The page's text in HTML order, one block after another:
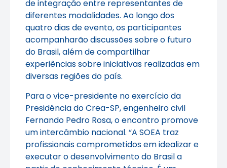
de integração entre representantes de
diferentes modalidades. Ao longo dos
quatro dias de evento, os participantes
acompanharão discussões sobre o futuro
do Brasil, além de compartilhar
experiências sobre iniciativas realizadas em
diversas regiões do país.
Para o vice-presidente no exercício da
Presidência do Crea-SP, engenheiro civil
Fernando Pedro Rosa, o encontro promove
um intercâmbio nacional. “A SOEA traz
profissionais comprometidos em idealizar e
executar o desenvolvimento do Brasil a